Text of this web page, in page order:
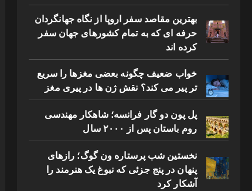
بهترین مقاصد سفر اروپا از نگاه جهانگردان
حرفه ای که به تمام کشورهای جهان سفر
کرده اند
خواب ضعیف چگونه بعضی مغزها را سریع
تر پیر می کند؟ نقش ژن ها در پیری مغز
پل پون دو گار فرانسه؛ شاهکار مهندسی
روم باستان پس از ۲۰۰۰ سال
نخستین شب پرستاره ون گوگ؛ رازهای
پنهان در پنج جزئی که نبوغ یک هنرمند را
آشکار کرد